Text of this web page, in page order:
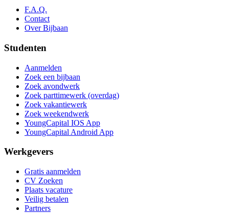
F.A.Q.
Contact
Over Bijbaan
Studenten
Aanmelden
Zoek een bijbaan
Zoek avondwerk
Zoek parttimewerk (overdag)
Zoek vakantiewerk
Zoek weekendwerk
YoungCapital IOS App
YoungCapital Android App
Werkgevers
Gratis aanmelden
CV Zoeken
Plaats vacature
Veilig betalen
Partners